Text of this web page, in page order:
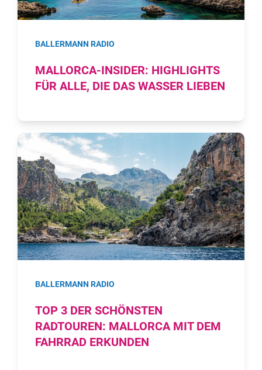
BALLERMANN RADIO
MALLORCA-INSIDER: HIGHLIGHTS
FÜR ALLE, DIE DAS WASSER LIEBEN
BALLERMANN RADIO
TOP 3 DER SCHÖNSTEN
RADTOUREN: MALLORCA MIT DEM
FAHRRAD ERKUNDEN